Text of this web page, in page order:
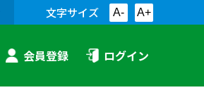
文字サイズ A- A+
会員登録 ログイン